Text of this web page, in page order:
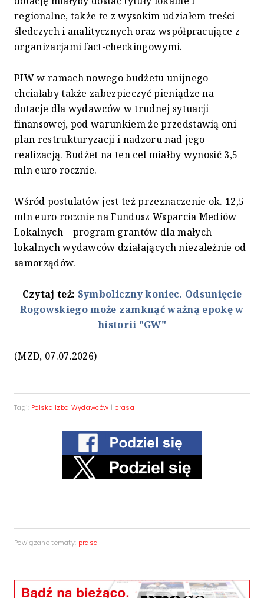
regionalne, także te z wysokim udziałem treści
śledczych i analitycznych oraz współpracujące z
organizacjami fact-checkingowymi.
PIW w ramach nowego budżetu unijnego
chciałaby także zabezpieczyć pieniądze na
dotacje dla wydawców w trudnej sytuacji
finansowej, pod warunkiem że przedstawią oni
plan restrukturyzacji i nadzoru nad jego
realizacją. Budżet na ten cel miałby wynosić 3,5
mln euro rocznie.
Wśród postulatów jest też przeznaczenie ok. 12,5
mln euro rocznie na Fundusz Wsparcia Mediów
Lokalnych – program grantów dla małych
lokalnych wydawców działających niezależnie od
samorządów.
Czytaj też: Symboliczny koniec. Odsunięcie
Rogowskiego może zamknąć ważną epokę w
historii "GW"
(MZD, 07.07.2026)
Tagi: Polska Izba Wydawców | prasa
Powiązane tematy: prasa